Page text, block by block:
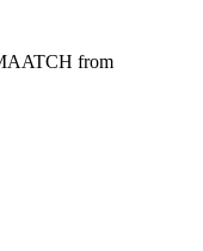
from